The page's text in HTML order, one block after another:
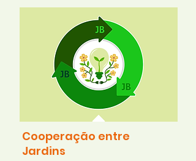
Cooperação entre
Jardins